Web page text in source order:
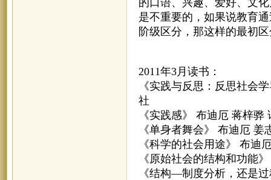
是不重要的，如果说教育
阶级区分，那这样的最初
2011年3月读书：
《实践与反思：反思社会
社
《实践感》 布迪厄 蒋梓骅
《单身者舞会》 布迪厄
《科学的社会用途》 布迪
《原始社会的结构和功能
《结构—制度分析，还是